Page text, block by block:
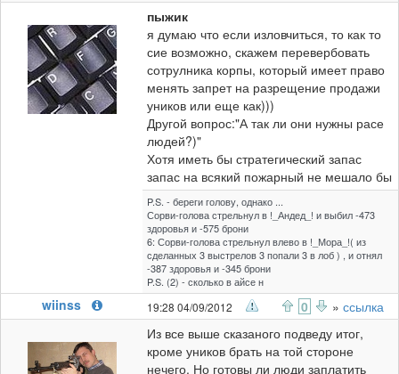
пыжик
я думаю что если изловчиться, то как то
сие возможно, скажем перевербовать
сотрулника корпы, который имеет право
менять запрет на разрещение продажи
уников или еще как)))
Другой вопрос:"А так ли они нужны расе
людей?)"
Хотя иметь бы стратегический запас
запас на всякий пожарный не мешало бы
P.S. - береги голову, однако ...
Сорви-голова стрельнул в !_Андед_! и выбил -473
здоровья и -575 брони
6: Сорви-голова стрельнул влево в !_Мора_!( из
сделанных 3 выстрелов 3 попали 3 в лоб ) , и отнял
-387 здоровья и -345 брони
P.S. (2) - сколько в айсе н
wiinss 19:28 04/09/2012 0 » ссылка
Из все выше сказаного подведу итог,
кроме уников брать на той стороне
нечего. Но готовы ли люди заплатить